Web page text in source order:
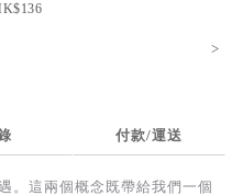
>
付款/運送
。這兩個概念既帶給我們一個